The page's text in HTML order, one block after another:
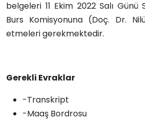
belgeleri 11 Ekim 2022 Salı Günü
Burs Komisyonuna (Doç. Dr.
etmeleri gerekmektedir.
Gerekli Evraklar
-Transkript
-Maaş Bordrosu